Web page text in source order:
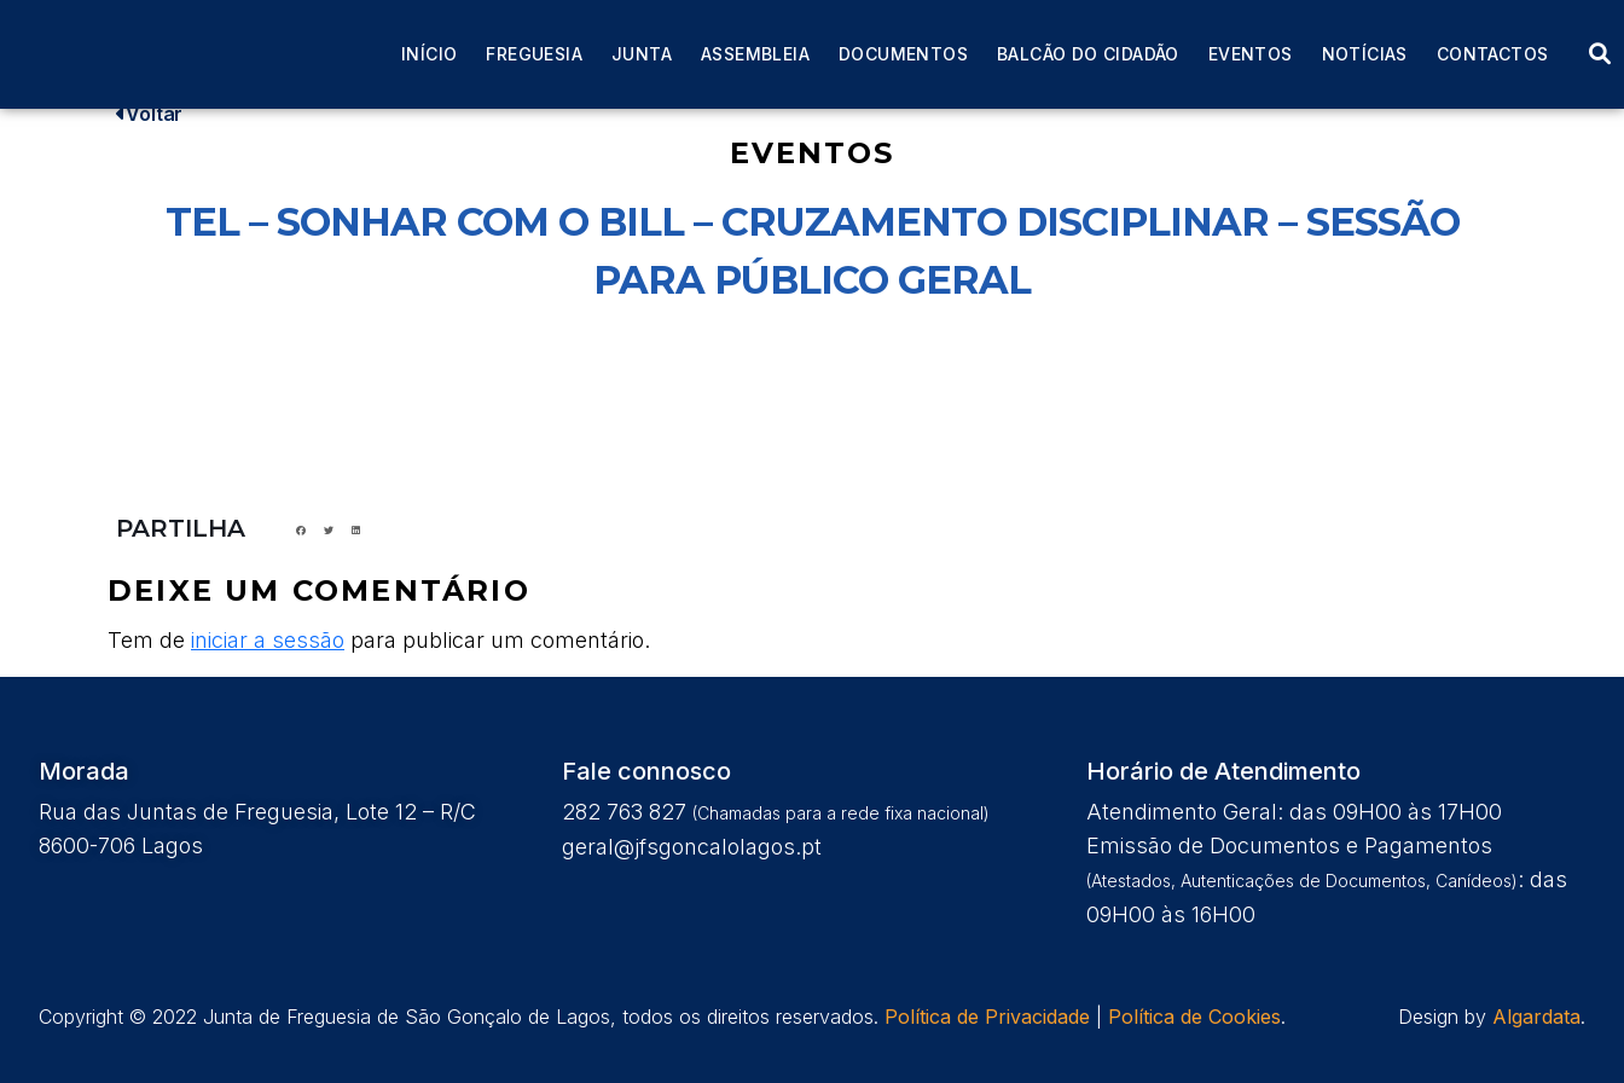
INÍCIO FREGUESIA JUNTA ASSEMBLEIA DOCUMENTOS BALCÃO DO CIDADÃO EVENTOS NOTÍCIAS CONTACTOS
Voltar
EVENTOS
TEL – SONHAR COM O BILL – CRUZAMENTO DISCIPLINAR – SESSÃO
PARA PÚBLICO GERAL
PARTILHA
DEIXE UM COMENTÁRIO
Tem de iniciar a sessão para publicar um comentário.
Morada
Rua das Juntas de Freguesia, Lote 12 – R/C
8600-706 Lagos
Fale connosco
282 763 827 (Chamadas para a rede fixa nacional)
geral@jfsgoncalolagos.pt
Horário de Atendimento
Atendimento Geral: das 09H00 às 17H00
Emissão de Documentos e Pagamentos
(Atestados, Autenticações de Documentos, Canídeos) : das
09H00 às 16H00
Copyright © 2022 Junta de Freguesia de São Gonçalo de Lagos, todos os direitos reservados. Política de Privacidade Política de Cookies. Design by Algardata.